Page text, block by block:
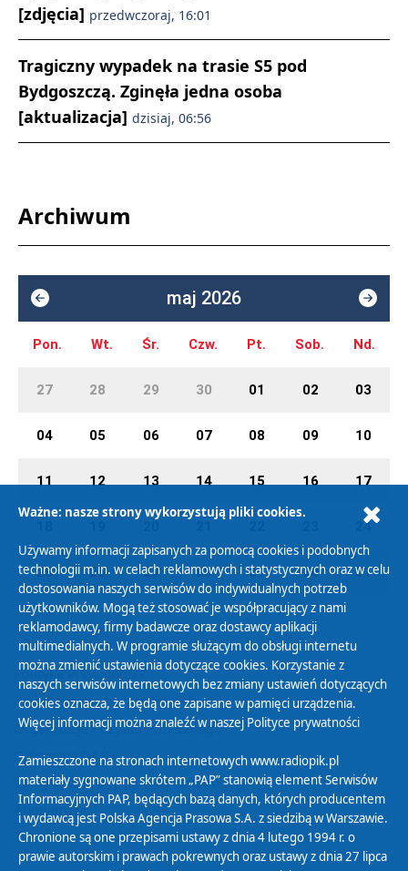
[zdjęcia] przedwczoraj, 16:01
Tragiczny wypadek na trasie S5 pod
Bydgoszczą. Zginęła jedna osoba
[aktualizacja] dzisiaj, 06:56
Archiwum
maj 2026
Pon. Wt. Śr. Czw. Pt. Sob. Nd.
27 28 29 30 01 02 03
04 05 06 07 08 09 10
11 12 13 14 15 16 17
24
25 26 27 28 29 30 31
Polityka Prywatności
Zasady korzystania z Serwisu
Organizacje Pożytku Publicznego
Cyfryzacja DAB+
Polityka ochrony danych osobowych
Abonament
Zamówienia publiczne
Ważne: nasze strony wykorzystują pliki cookies.
Używamy informacji zapisanych za pomocą cookies i podobnych
technologii m.in. w celach reklamowych i statystycznych oraz w celu
dostosowania naszych serwisów do indywidualnych potrzeb
użytkowników. Mogą też stosować je współpracujący z nami
reklamodawcy, firmy badawcze oraz dostawcy aplikacji
multimedialnych. W programie służącym do obsługi internetu
można zmienić ustawienia dotyczące cookies. Korzystanie z
naszych serwisów internetowych bez zmiany ustawień dotyczących
cookies oznacza, że będą one zapisane w pamięci urządzenia.
Więcej informacji można znaleźć w naszej Polityce prywatności
Zamieszczone na stronach internetowych www.radiopik.pl
materiały sygnowane skrótem „PAP” stanowią element Serwisów
Informacyjnych PAP, będących bazą danych, których producentem
i wydawcą jest Polska Agencja Prasowa S.A. z siedzibą w Warszawie.
Chronione są one przepisami ustawy z dnia 4 lutego 1994 r. o
prawie autorskim i prawach pokrewnych oraz ustawy z dnia 27 lipca